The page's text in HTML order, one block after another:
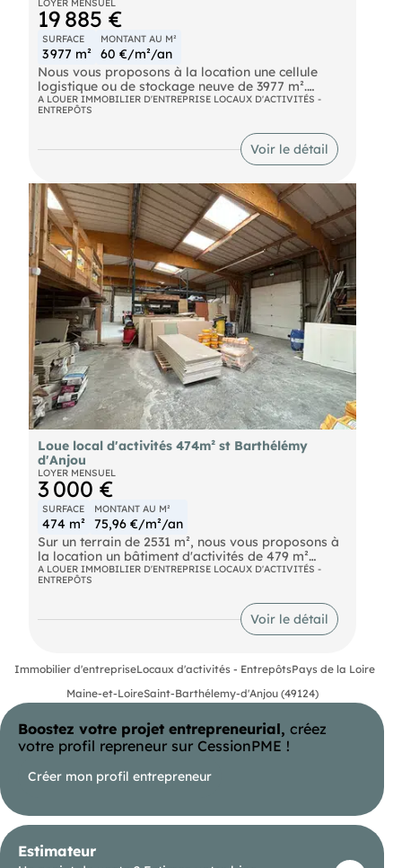
LOYER MENSUEL
19 885 €
SURFACE
3 977 m²
MONTANT AU M²
60 €/m²/an
Nous vous proposons à la location une cellule
logistique ou de stockage neuve de 3977 m².
- 2 portes de plain pied
- Cellule d'environ 3.950 m2
- Disponibilité immédiate
A LOUER IMMOBILIER D'ENTREPRISE LOCAUX D'ACTIVITÉS -
ENTREPÔTS
Voir le détail
Loue local d'activités 474m² st Barthélémy
d'Anjou
LOYER MENSUEL
3 000 €
SURFACE
474 m²
MONTANT AU M²
75,96 €/m²/an
Sur un terrain de 2531 m², nous vous proposons à
la location un bâtiment d'activités de 479 m²
composé comme suit :
- Bureaux : 125 m² (4 bureaux, accueil, cuisine,
- Entrepôt : 354 m² (entrepôt, salle de réunion,
bureau atelier, magasin, vestiaire, sanitaire et
entrepôt : HSP 4,15 m / HST 5,25 m Partiellement
climatisé / Chauffage au sol Conditions
financières : Loyer annuel : 36.000 € HT Taxe
garantie : 6.000 € Honoraires d'agence : 9.000 €
HT
A LOUER IMMOBILIER D'ENTREPRISE LOCAUX D'ACTIVITÉS -
ENTREPÔTS
Voir le détail
Immobilier d'entrepriseLocaux d'activités - EntrepôtsPays de la Loire
Maine-et-LoireSaint-Barthélemy-d'Anjou (49124)
Boostez votre projet entrepreneurial, créez
votre profil repreneur sur CessionPME !
Créer mon profil entrepreneur
Estimateur